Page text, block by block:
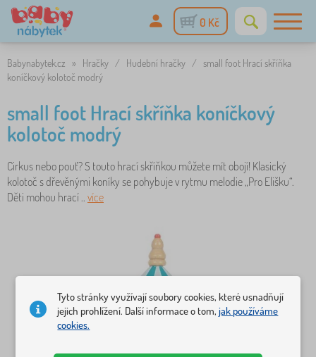
0 Kč
Babynabytek.cz » Hračky / Hudební hračky /
small foot Hrací skříňka
koníčkový kolotoč modrý
small foot Hrací skříňka koníčkový
kolotoč modrý
Cirkus nebo pouť? S touto hrací skříňkou můžete mít obojí! Klasický
kolotoč s dřevěnými koníky se pohybuje v rytmu melodie „Pro Elišku“.
Děti mohou hrací .. více
Tyto stránky využívají soubory cookies, které usnadňují
jejich prohlížení. Další informace o tom,jak používáme
cookies.